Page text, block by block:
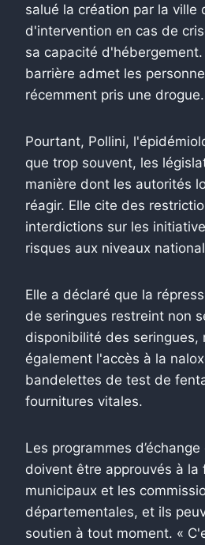
salué la création par la ville
d'intervention en cas de
sa capacité
barrière admet les
récemment pris une drogue.
Pourtant, Pollini,
que trop souvent, les
manière dont les autorités
réagir. Elle cite des
interdictions sur les
risques aux niveaux
Elle a déclaré que la
de seringues restreint non
disponibilité des seringues,
également l'accès à la
bandelettes de test de
fournitures vitales.
Les programmes
doivent être approuvés à la
municipaux et les
départementales, et ils
soutien à tout moment. «